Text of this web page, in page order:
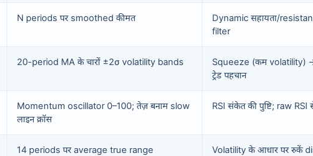
N periods पर smoothed कीमत
Dynamic सहायता/
filter
20-period MA के चारों ±2σ volatility bands
Squeeze (कम volatility)
ट्रेड पहचान
Momentum oscillator 0–100; तेज़ बनाम slow
लाइन क्रॉस
RSI संकेत की पुष्टि; raw
14 periods पर average true range
Volatility के आधार पर रुकें